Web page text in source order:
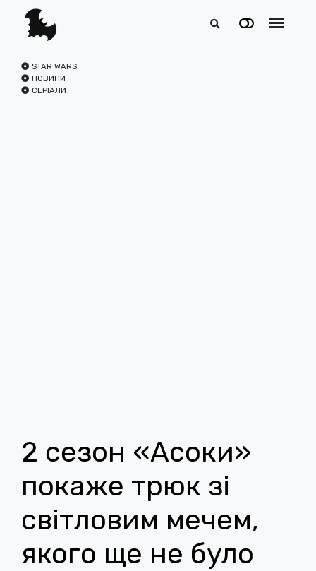
STAR WARS
НОВИНИ
СЕРІАЛИ
2 сезон «Асоки»
покаже трюк зі
світловим мечем,
якого ще не було